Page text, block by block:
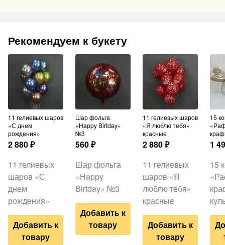
Рекомендуем к букету
11 гелиевых шаров
«С днем
рождения»
2 880₽
11 гелиевых
шаров «С
днем
рождения»
Добавить к
товару
Шар фольга
«Happy Birtday»
№3
560₽
Шар фольга
«Happy
Birtday» №3
Добавить к
товару
11 гелиевых шаров
«Я люблю тебя»
красные
2 880₽
11 гелиевых
шаров «Я
люблю тебя»
красные
Добавить к
товару
15 конфет
1
15